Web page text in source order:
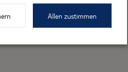
Allen zustimmen